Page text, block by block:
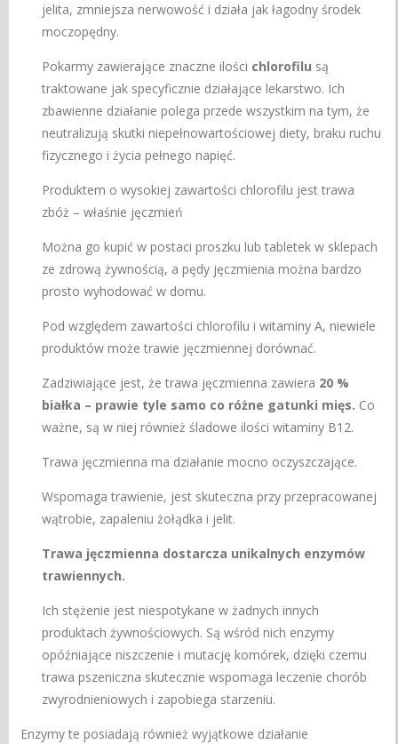
jelita, zmniejsza nerwowość i działa jak łagodny środek
moczopędny.
Pokarmy zawierające znaczne ilości chlorofilu są
traktowane jak specyficznie działające lekarstwo. Ich
zbawienne działanie polega przede wszystkim na tym, że
neutralizują skutki niepełnowartościowej diety, braku ruchu
fizycznego i życia pełnego napięć.
Produktem o wysokiej zawartości chlorofilu jest trawa
zbóż – właśnie jęczmień
Można go kupić w postaci proszku lub tabletek w sklepach
ze zdrową żywnością, a pędy jęczmienia można bardzo
prosto wyhodować w domu.
Pod względem zawartości chlorofilu i witaminy A, niewiele
produktów może trawie jęczmiennej dorównać.
Zadziwiające jest, że trawa jęczmienna zawiera 20 %
białka – prawie tyle samo co różne gatunki mięs. Co
ważne, są w niej również śladowe ilości witaminy B12.
Trawa jęczmienna ma działanie mocno oczyszczające.
Wspomaga trawienie, jest skuteczna przy przepracowanej
wątrobie, zapaleniu żołądka i jelit.
Trawa jęczmienna dostarcza unikalnych enzymów
trawiennych.
Ich stężenie jest niespotykane w żadnych innych
produktach żywnościowych. Są wśród nich enzymy
opóźniające niszczenie i mutację komórek, dzięki czemu
trawa pszeniczna skutecznie wspomaga leczenie chorób
zwyrodnieniowych i zapobiega starzeniu.
Enzymy te posiadają również wyjątkowe działanie